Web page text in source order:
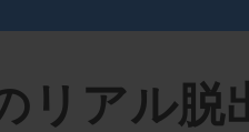
リアル脱